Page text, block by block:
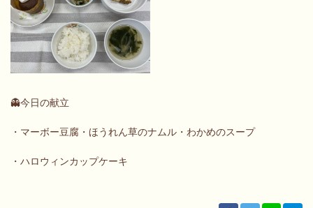
👻今日の献立
・マーボー豆腐・ほうれん草のナムル・わかめのスープ
・ハロウィンカップケーキ